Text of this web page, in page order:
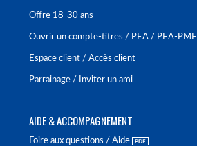
Offre 18-30 ans
Ouvrir un compte-titres / PEA / PEA-PME
Espace client / Accès client
Parrainage / Inviter un ami
AIDE & ACCOMPAGNEMENT
Foire aux questions / Aide